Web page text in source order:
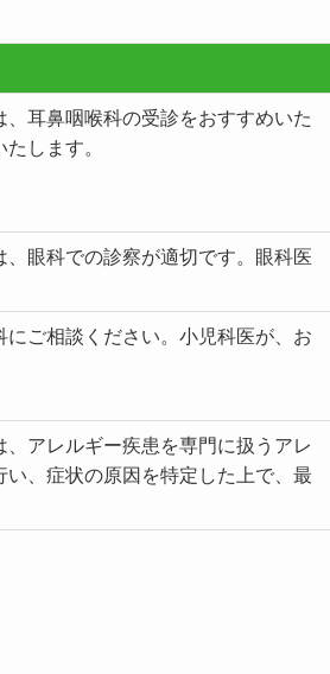
耳鼻咽喉科の受診をおすすめいた
します。
眼科での診察が適切です。眼科医
ご相談ください。小児科医が、お
アレルギー疾患を専門に扱うアレ
、症状の原因を特定した上で、最